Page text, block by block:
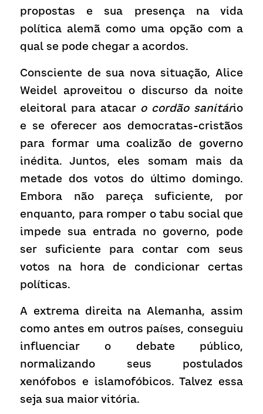
propostas e sua presença na vida
política alemã como uma opção com a
qual se pode chegar a acordos.
Consciente de sua nova situação, Alice
Weidel aproveitou o discurso da noite
eleitoral para atacar o cordão sanitário
e se oferecer aos democratas-cristãos
para formar uma coalizão de governo
inédita. Juntos, eles somam mais da
metade dos votos do último domingo.
Embora não pareça suficiente, por
enquanto, para romper o tabu social que
impede sua entrada no governo, pode
ser suficiente para contar com seus
votos na hora de condicionar certas
políticas.
A extrema direita na Alemanha, assim
como antes em outros países, conseguiu
influenciar o debate público,
normalizando seus postulados
xenófobos e islamofóbicos. Talvez essa
seja sua maior vitória.